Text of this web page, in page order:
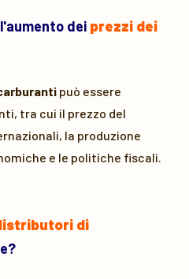
dei prezzi dei
può essere
tra cui il prezzo del
la produzione
e le politiche fiscali.
di